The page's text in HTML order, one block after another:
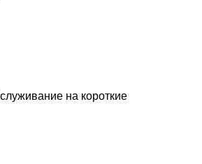
на короткие